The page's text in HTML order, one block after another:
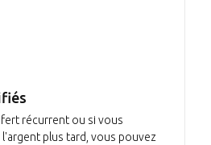
récurrent ou si vous
plus tard, vous pouvez